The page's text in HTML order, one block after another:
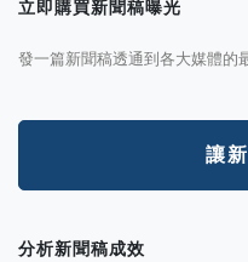
立即購買新聞稿曝光
發一篇新聞稿透通到各大媒體的
讓
分析新聞稿成效